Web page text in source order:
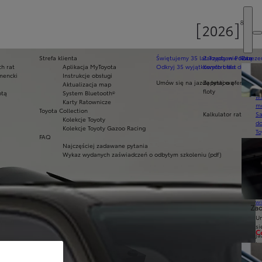
Świętujemy 35 lat Toyoty w Polsce
Odkryj 35 wyjątkowych ofert
Umów się na jazdę testową
rat
Zarządzanie flotą
Komfort dla dużych
Zapytaj o ofertę dla
floty
Kalkulator rat
Strefa klienta
Aplikacja MyToyota
Instrukcje obsługi
Aktualizacja map
System Bluetooth®
Karty Ratownicze
Toyota Collection
Kolekcje Toyoty
Kolekcje Toyoty Gazoo Racing
FAQ
Najczęściej zadawane pytania
Wykaz wydanych zaświadczeń o odbytym szkoleniu (pdf)